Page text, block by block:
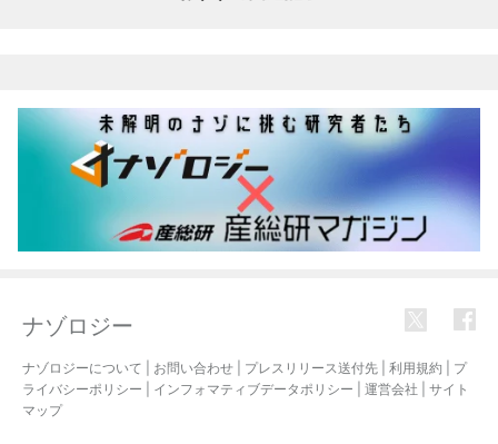
ナゾロジー
ナゾロジーについて お問い合わせ プレスリリース送付先 利用規約
プ
ライバシーポリシー
インフォマティブデータポリシー 運営会社
サイト
マップ